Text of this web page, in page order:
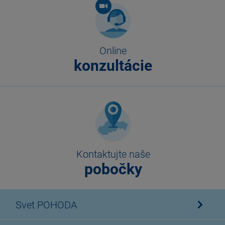
Online
konzultácie
Kontaktujte naše
pobočky
Svet POHODA